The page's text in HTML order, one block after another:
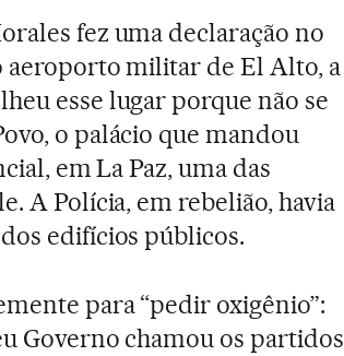
fez uma declaração no
aeroporto militar de El Alto, a
esse lugar porque não se
o palácio que mandou
em La Paz, uma das
A Polícia, em rebelião, havia
edifícios públicos.
para “pedir oxigênio”:
Governo chamou os partidos